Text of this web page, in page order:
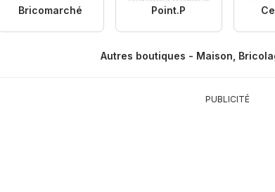
Bricomarché Point.P
Autres boutiques - Maison,
PUBLICITÉ